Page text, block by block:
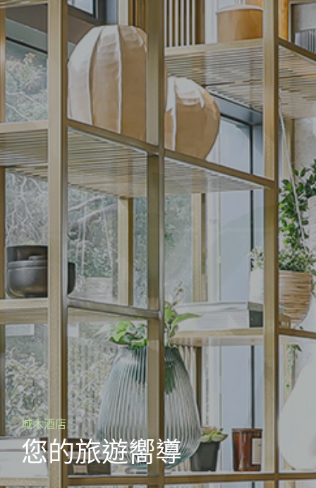
城木酒店(紅磡)
Urbanwood Hung Hom
城木酒店
您的旅遊嚮導
城木酒店
您的旅遊嚮導
城木酒店(鴨脷洲)
Urbanwood Ap Lei Chau
城木酒店(紅磡)
Urbanwood Hung Hom
城木酒店
您的旅遊嚮導